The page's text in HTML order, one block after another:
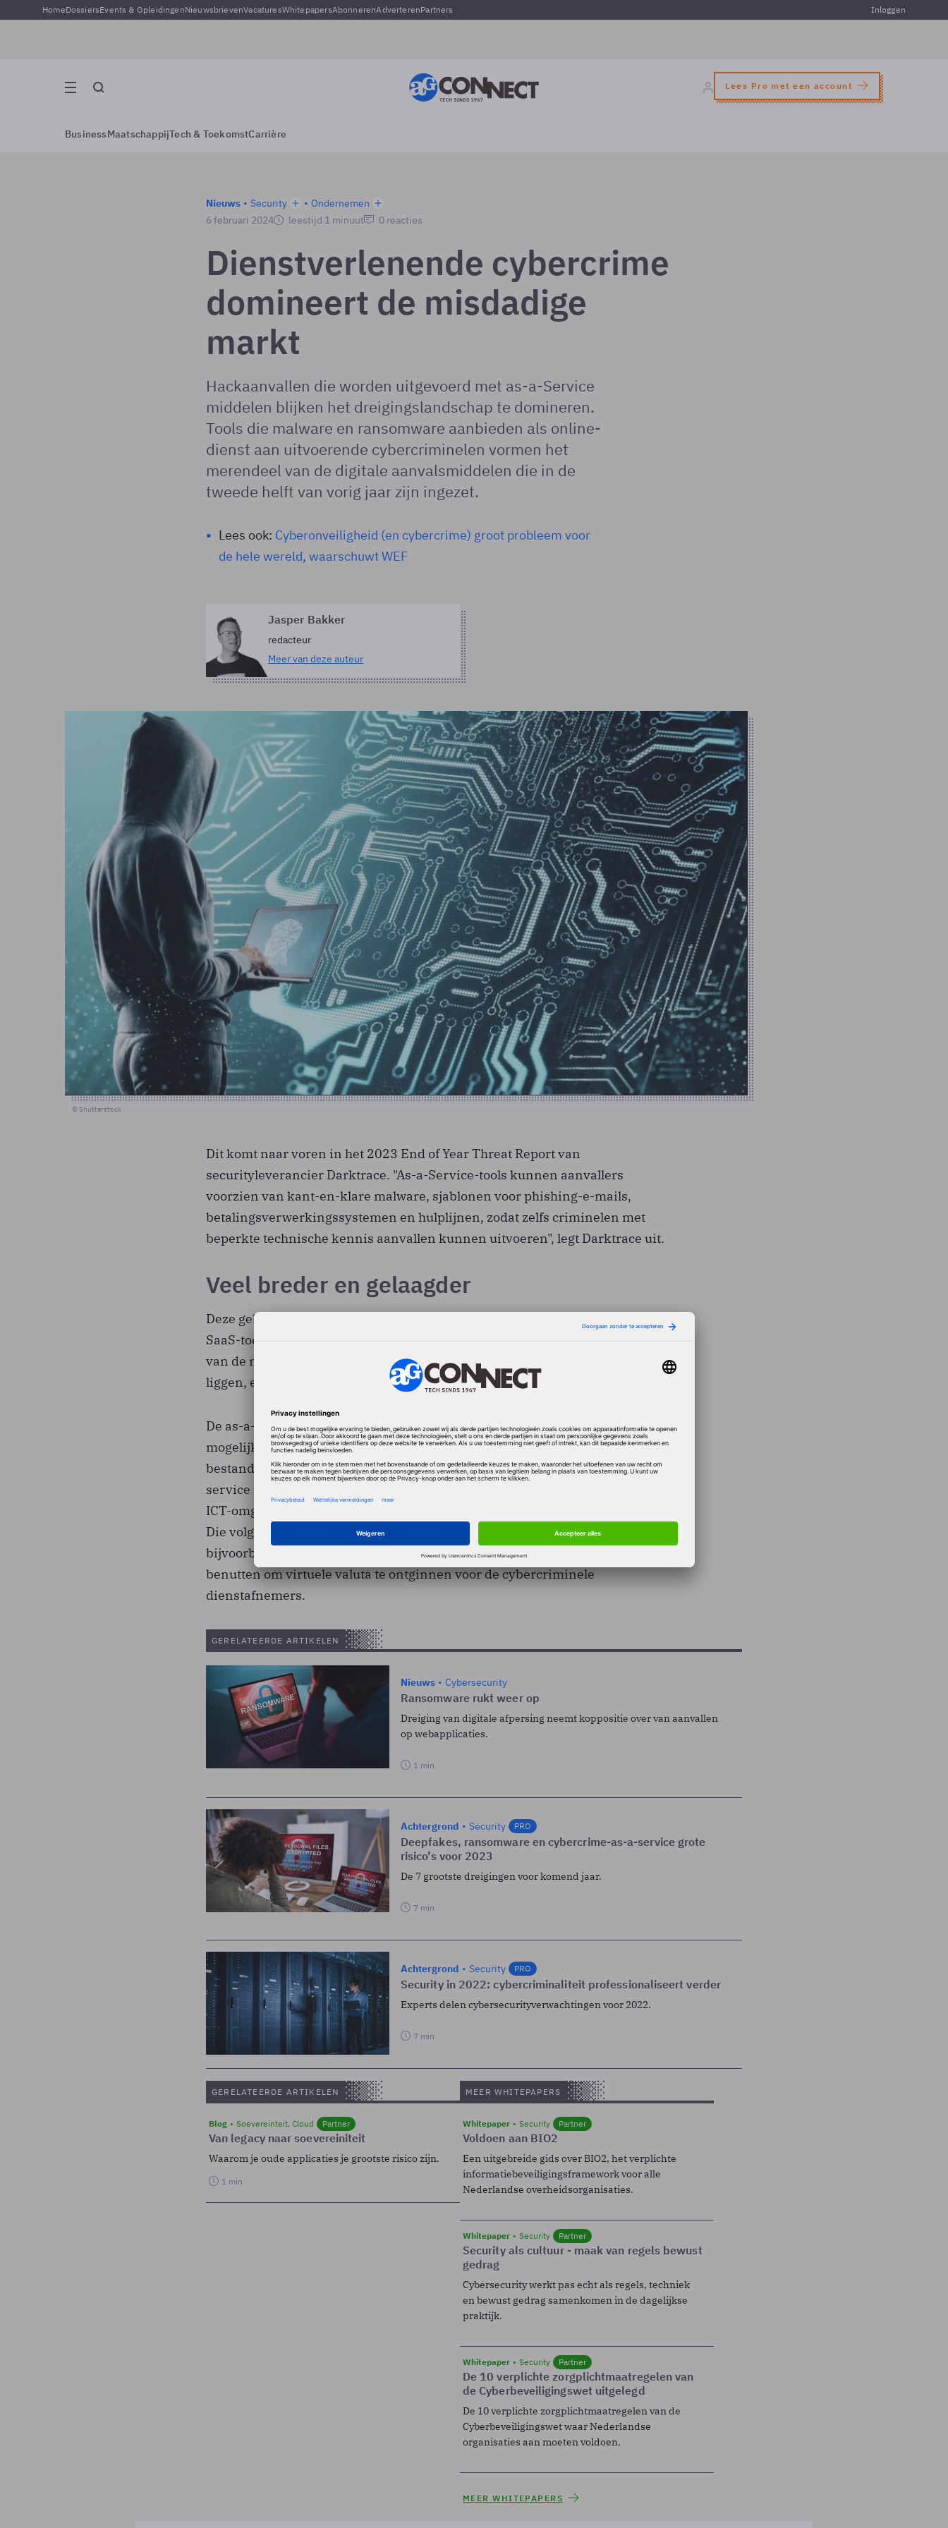
HomeDossiersEvents & OpleidingenNieuwsbrievenVacaturesWhitepapersAbonnerenAdverterenPartners Inloggen
Lees Pro met een account
BusinessMaatschappijTech & ToekomstCarrière
Nieuws Security
Ondernemen
6 februari 2024
leestijd 1 minuut 0 reacties
Dienstverlenende cybercrime
domineert de misdadige
markt
Hackaanvallen die worden uitgevoerd met as-a-Service
middelen blijken het dreigingslandschap te domineren.
Tools die malware en ransomware aanbieden als online-
dienst aan uitvoerende cybercriminelen vormen het
merendeel van de digitale aanvalsmiddelen die in de
tweede helft van vorig jaar zijn ingezet.
Lees ook: Cyberonveiligheid (en cybercrime) groot probleem voor
de hele wereld, waarschuwt WEF
Jasper Bakker
redacteur
Meer van deze auteur
© Shutterstock
Dit komt naar voren in het 2023 End of Year Threat Report van
securityleverancier Darktrace. "As-a-Service-tools kunnen aanvallers
voorzien van kant-en-klare malware, sjablonen voor phishing-e-mails,
betalingsverwerkingssystemen en hulplijnen, zodat zelfs criminelen met
beperkte technische kennis aanvallen kunnen uitvoeren", legt Darktrace uit.
Veel breder en gelaagder
Deze gebruiksvriendelijke manier van functionaliteit aanbieden, heeft bij
SaaS-toepassingen voor legitieme doeleinden ook al voor flinke verbreding
van de markt gezorgd. De lat voor ondernemen komt daarvoor flink lager te
liggen, en dus ook voor cybercrimineel 'ondernemen'.
De as-a-Service industrie voor cybercriminelen uit zich in diverse lagen van
mogelijke aanvallen. Zo is niet alleen de uiteindelijke ransomware, die
bestanden versleutelt en dan losgeld eist, als dienst af te nemen. Ook als
service te verkrijgen zijn zogeheten malwareloaders, die binnendringen in
ICT-omgevingen en dan andere, meer taakgerichte malware binnenhalen.
Die volgende lading malware kan dan uit ransomware bestaan of uit
bijvoorbeeld cryptominers, die de rekencapaciteit van gehackte computers
benutten om virtuele valuta te ontginnen voor de cybercriminele
dienstafnemers.
GERELATEERDE ARTIKELEN
Nieuws Cybersecurity
Ransomware rukt weer op
Dreiging van digitale afpersing neemt koppositie over van aanvallen
op webapplicaties.
1 min
Achtergrond Security PRO
Deepfakes, ransomware en cybercrime-as-a-service grote
risico’s voor 2023
De 7 grootste dreigingen voor komend jaar.
7 min
Achtergrond Security PRO
Security in 2022: cybercriminaliteit professionaliseert verder
Experts delen cybersecurityverwachtingen voor 2022.
7 min
GERELATEERDE ARTIKELEN
Blog Soevereinteit, Cloud Partner
Van legacy naar soevereiniteit
Waarom je oude applicaties je grootste risico zijn.
1 min
MEER WHITEPAPERS
Whitepaper Security Partner
Voldoen aan BIO2
Een uitgebreide gids over BIO2, het verplichte
informatiebeveiligingsframework voor alle
Nederlandse overheidsorganisaties.
Whitepaper Security Partner
Security als cultuur - maak van regels bewust
gedrag
Cybersecurity werkt pas echt als regels, techniek
en bewust gedrag samenkomen in de dagelijkse
praktijk.
Whitepaper Security Partner
De 10 verplichte zorgplichtmaatregelen van
de Cyberbeveiligingswet uitgelegd
De 10 verplichte zorgplichtmaatregelen van de
Cyberbeveiligingswet waar Nederlandse
organisaties aan moeten voldoen.
MEER WHITEPAPERS